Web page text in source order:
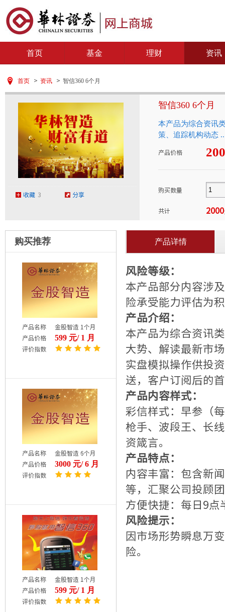
首页 基金 理财 资讯
首页 > 资讯 > 智信360 6个月
收藏 3 分享
智信360 6个月
本产品为综合资讯
策、追踪机构动态
产品价格
购买数量
共计 2000
购买推荐
产品名称
金股智造 1个月
产品价格
599 元/ 1 月
评价指数
产品名称
金股智造 6个月
产品价格
3000 元/ 6 月
评价指数
产品名称
金股智造 1个月
产品价格
599 元/ 1 月
评价指数
产品详情
风险等级：
本产品部分内容涉
险承受能力评估为
产品介绍：
本产品为综合资讯
大势、解读最新市
实盘模拟操作供投
送，客户订阅后的
产品内容样式：
彩信样式：早参（
枪手、波段王、长
资箴言。
产品特点：
内容丰富：包含新
等，汇聚公司投顾
方便快捷：每日9点
风险提示：
因市场形势瞬息万
险。